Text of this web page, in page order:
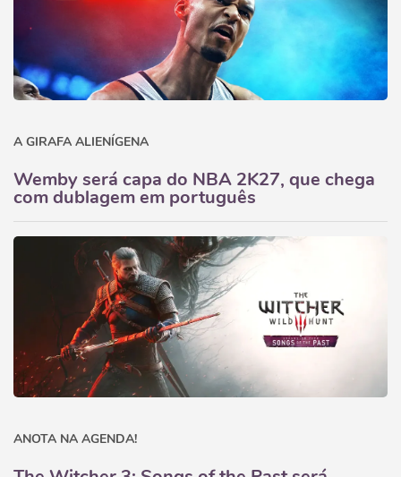
A GIRAFA ALIENÍGENA
Wemby será capa do NBA 2K27, que chega
com dublagem em português
ANOTA NA AGENDA!